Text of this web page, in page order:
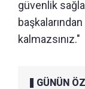
güvenlik
kalmazsınız."
GÜNÜN